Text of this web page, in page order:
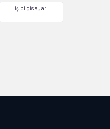
iş bilgisayar